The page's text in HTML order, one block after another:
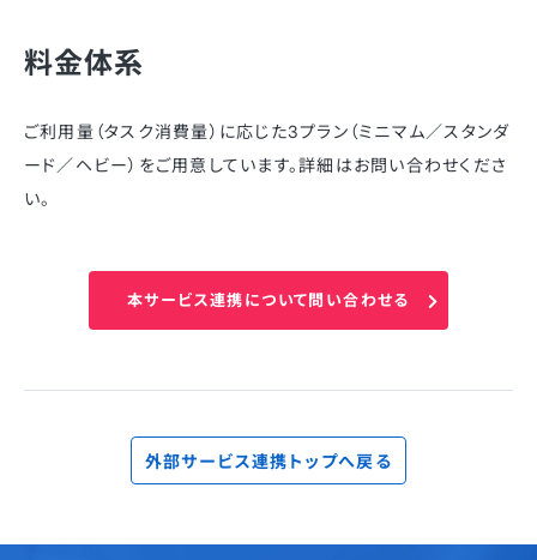
料金体系
ご利用量（タスク消費量）に応じた3プラン（ミニマム／スタンダ
ード／ヘビー）をご用意しています。詳細はお問い合わせくださ
い。
本サービス連携について問い合わせる
外部サービス連携トップへ戻る